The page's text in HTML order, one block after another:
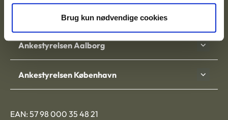
Brug kun nødvendige cookies
9000 Aalborg
Ankestyrelsen Aalborg
Ankestyrelsen København
EAN: 57 98 000 35 48 21